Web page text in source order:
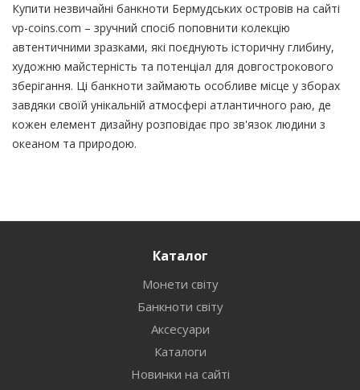
Купити незвичайні банкноти Бермудських островів на сайті
vp-coins.com – зручний спосіб поповнити колекцію
автентичними зразками, які поєднують історичну глибину,
художню майстерність та потенціал для довгострокового
зберігання. Ці банкноти займають особливе місце у зборах
завдяки своїй унікальній атмосфері атлантичного раю, де
кожен елемент дизайну розповідає про зв'язок людини з
океаном та природою.
Каталог
Монети світу
Банкноти світу
Аксесуари
Каталоги
Новинки на сайті